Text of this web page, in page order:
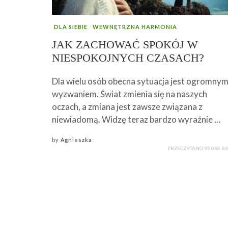
DLA SIEBIE WEWNĘTRZNA HARMONIA
JAK ZACHOWAĆ SPOKÓJ W
NIESPOKOJNYCH CZASACH?
Dla wielu osób obecna sytuacja jest ogromnym
wyzwaniem. Świat zmienia się na naszych
oczach, a zmiana jest zawsze związana z
niewiadomą. Widzę teraz bardzo wyraźnie …
by Agnieszka
PRZECZYTANO 95 058